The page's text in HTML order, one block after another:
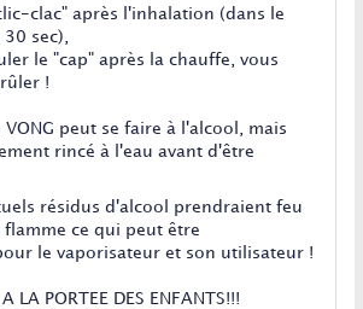
clac" après l'inhalation (dans le
sec),
le "cap" après la chauffe, vous
!
VONG peut se faire à l'alcool, mais
rincé à l'eau avant d'être
résidus d'alcool prendraient feu
flamme ce qui peut être
le vaporisateur et son utilisateur !
A LA PORTEE DES ENFANTS!!!